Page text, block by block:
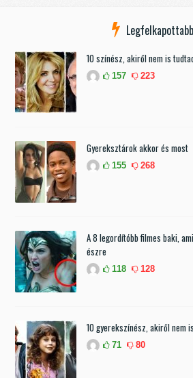
Legfelkapottabb
10 színész, akiről nem is
157 223
Gyereksztárok akkor és most
155 268
A 8 legordítóbb filmes baki,
észre
118 128
10 gyerekszínész, akiről nem
71 80